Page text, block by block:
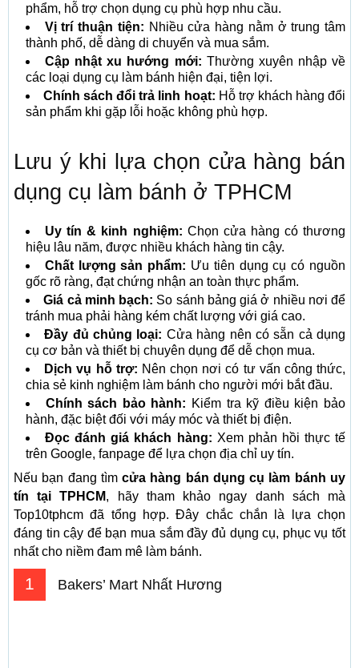
phẩm, hỗ trợ chọn dụng cụ phù hợp nhu cầu.
Vị trí thuận tiện: Nhiều cửa hàng nằm ở trung tâm
thành phố, dễ dàng di chuyển và mua sắm.
Cập nhật xu hướng mới: Thường xuyên nhập về
các loại dụng cụ làm bánh hiện đại, tiện lợi.
Chính sách đổi trả linh hoạt: Hỗ trợ khách hàng đổi
sản phẩm khi gặp lỗi hoặc không phù hợp.
Lưu ý khi lựa chọn cửa hàng bán
dụng cụ làm bánh ở TPHCM
Uy tín & kinh nghiệm: Chọn cửa hàng có thương
hiệu lâu năm, được nhiều khách hàng tin cậy.
Chất lượng sản phẩm: Ưu tiên dụng cụ có nguồn
gốc rõ ràng, đạt chứng nhận an toàn thực phẩm.
Giá cả minh bạch: So sánh bảng giá ở nhiều nơi để
tránh mua phải hàng kém chất lượng với giá cao.
Đầy đủ chủng loại: Cửa hàng nên có sẵn cả dụng
cụ cơ bản và thiết bị chuyên dụng để dễ chọn mua.
Dịch vụ hỗ trợ: Nên chọn nơi có tư vấn công thức,
chia sẻ kinh nghiệm làm bánh cho người mới bắt đầu.
Chính sách bảo hành: Kiểm tra kỹ điều kiện bảo
hành, đặc biệt đối với máy móc và thiết bị điện.
Đọc đánh giá khách hàng: Xem phản hồi thực tế
trên Google, fanpage để lựa chọn địa chỉ uy tín.
Nếu bạn đang tìmcửa hàng bán dụng cụ làm bánh uy
tín tại TPHCM, hãy tham khảo ngay danh sách mà
Top10tphcm đã tổng hợp. Đây chắc chắn là lựa chọn
đáng tin cậy để bạn mua sắm đầy đủ dụng cụ, phục vụ tốt
nhất cho niềm đam mê làm bánh.
1 Bakers’ Mart Nhất Hương